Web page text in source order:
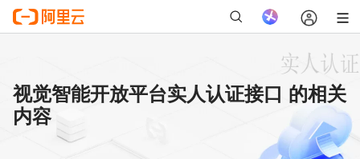
视觉智能开放平台实人认证接口 的相关
内容